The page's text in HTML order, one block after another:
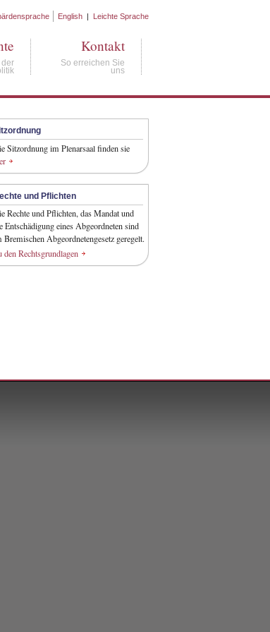
English | Leichte Sprache
der
Kontakt
So erreichen Sie
uns
Sitzordnung im Plenarsaal finden sie
und Pflichten
Rechte und Pflichten, das Mandat und
Entschädigung eines Abgeordneten sind
Bremischen Abgeordnetengesetz geregelt.
den Rechtsgrundlagen